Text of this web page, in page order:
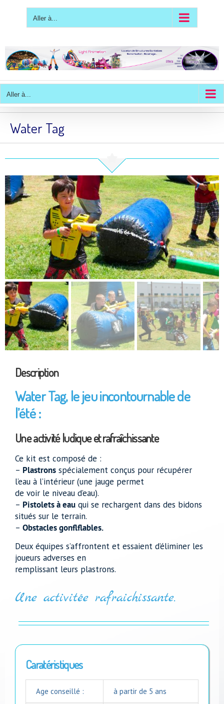
Aller à...
Aller à...
Water Tag
Description
Water Tag, le jeu incontournable de
l’été :
Une activité ludique et rafraîchissante
Ce kit est composé de :
– Plastrons spécialement conçus pour récupérer
l’eau à l’intérieur (une jauge permet
de voir le niveau d’eau).
– Pistolets à eau qui se rechargent dans des bidons
situés sur le terrain.
– Obstacles gonflflables.
Deux équipes s’affrontent et essaient d’éliminer les
joueurs adverses en
remplissant leurs plastrons.
Une activitée rafraichissante.
Caratéristiques
Age conseillé : à partir de 5 ans